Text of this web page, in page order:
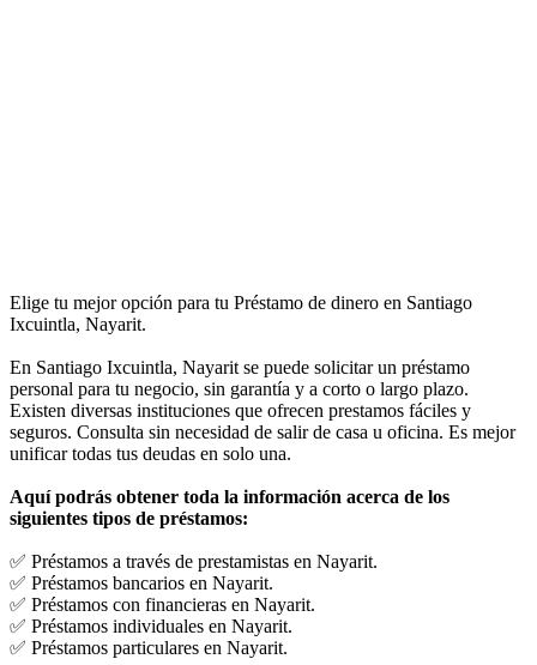
Elige tu mejor opción para tu Préstamo de dinero en Santiago
Ixcuintla, Nayarit.
En Santiago Ixcuintla, Nayarit se puede solicitar un préstamo
personal para tu negocio, sin garantía y a corto o largo plazo.
Existen diversas instituciones que ofrecen prestamos fáciles y
seguros. Consulta sin necesidad de salir de casa u oficina. Es mejor
unificar todas tus deudas en solo una.
Aquí podrás obtener toda la información acerca de los
siguientes tipos de préstamos:
✅ Préstamos a través de prestamistas en Nayarit.
✅ Préstamos bancarios en Nayarit.
✅ Préstamos con financieras en Nayarit.
✅ Préstamos individuales en Nayarit.
✅ Préstamos particulares en Nayarit.